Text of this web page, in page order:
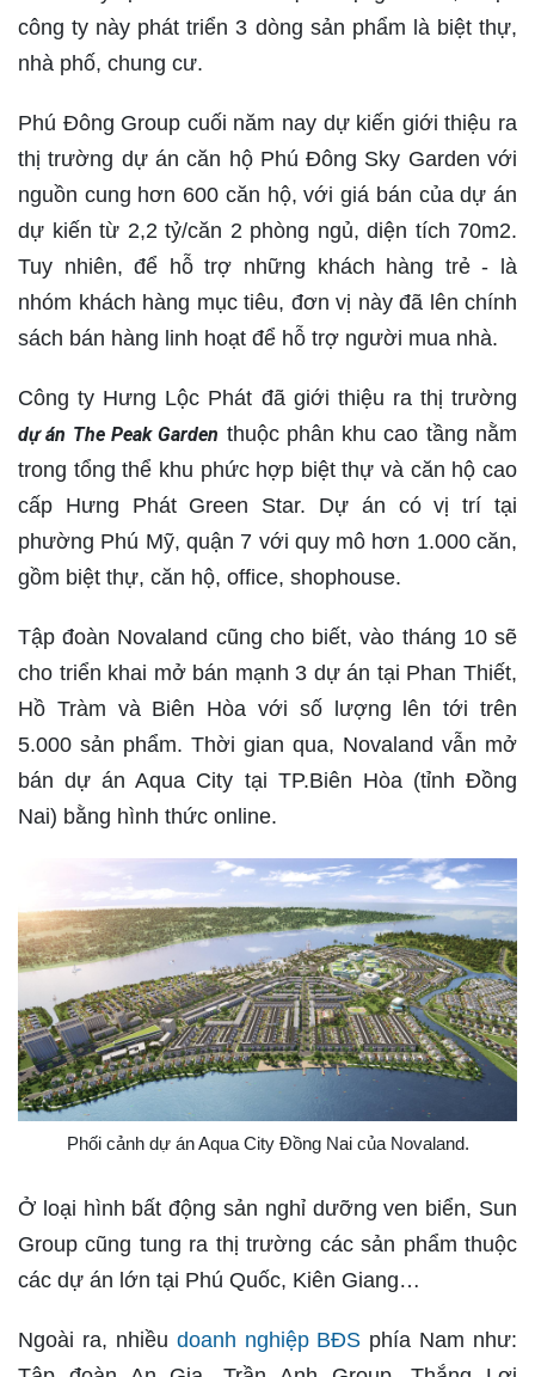
công ty này phát triển 3 dòng sản phẩm là biệt thự,
nhà phố, chung cư.
Phú Đông Group cuối năm nay dự kiến giới thiệu ra
thị trường dự án căn hộ Phú Đông Sky Garden với
nguồn cung hơn 600 căn hộ, với giá bán của dự án
dự kiến từ 2,2 tỷ/căn 2 phòng ngủ, diện tích 70m2.
Tuy nhiên, để hỗ trợ những khách hàng trẻ - là
nhóm khách hàng mục tiêu, đơn vị này đã lên chính
sách bán hàng linh hoạt để hỗ trợ người mua nhà.
Công ty Hưng Lộc Phát đã giới thiệu ra thị trường
dự án The Peak Garden thuộc phân khu cao tầng nằm
trong tổng thể khu phức hợp biệt thự và căn hộ cao
cấp Hưng Phát Green Star. Dự án có vị trí tại
phường Phú Mỹ, quận 7 với quy mô hơn 1.000 căn,
gồm biệt thự, căn hộ, office, shophouse.
Tập đoàn Novaland cũng cho biết, vào tháng 10 sẽ
cho triển khai mở bán mạnh 3 dự án tại Phan Thiết,
Hồ Tràm và Biên Hòa với số lượng lên tới trên
5.000 sản phẩm. Thời gian qua, Novaland vẫn mở
bán dự án Aqua City tại TP.Biên Hòa (tỉnh Đồng
Nai) bằng hình thức online.
Phối cảnh dự án Aqua City Đồng Nai của Novaland.
Ở loại hình bất động sản nghỉ dưỡng ven biển, Sun
Group cũng tung ra thị trường các sản phẩm thuộc
các dự án lớn tại Phú Quốc, Kiên Giang…
Ngoài ra, nhiều doanh nghiệp BĐS phía Nam như: